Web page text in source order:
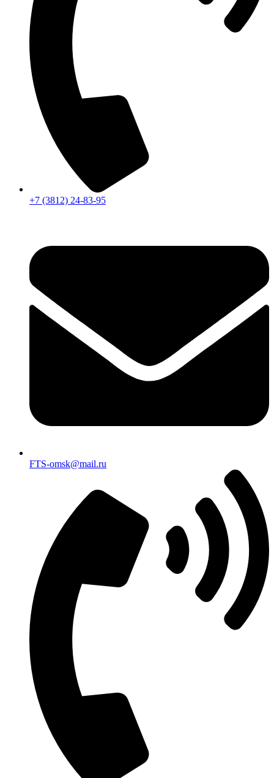
+7 (3812) 24-83-95
FTS-omsk@mail.ru